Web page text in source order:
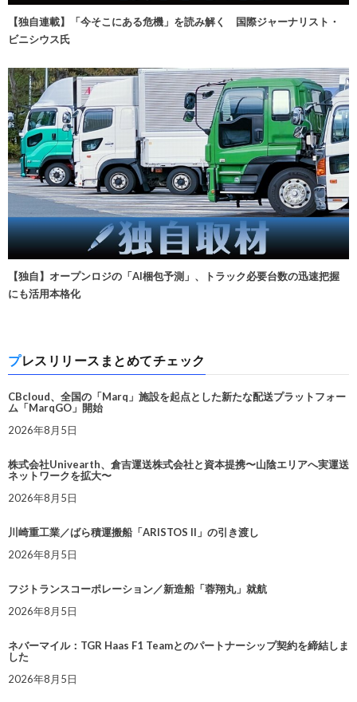
【独自連載】「今そこにある危機」を読み解く 国際ジャーナリスト・
ビニシウス氏
【独自】オープンロジの「AI梱包予測」、トラック必要台数の迅速把握
にも活用本格化
プレスリリースまとめてチェック
CBcloud、全国の「Marq」施設を起点とした新たな配送プラットフォー
ム「MarqGO」開始
2026年8月5日
株式会社Univearth、倉吉運送株式会社と資本提携〜山陰エリアへ実運送
ネットワークを拡大〜
2026年8月5日
川崎重工業／ばら積運搬船「ARISTOS II」の引き渡し
2026年8月5日
フジトランスコーポレーション／新造船「蓉翔丸」就航
2026年8月5日
ネバーマイル：TGR Haas F1 Teamとのパートナーシップ契約を締結しま
した
2026年8月5日